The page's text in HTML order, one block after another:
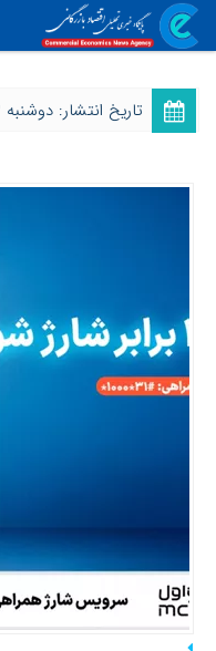
تاریخ انتشار: دوشنبه 03 آذر 1404 - 05:22